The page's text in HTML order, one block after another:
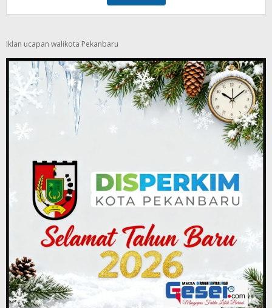
Iklan ucapan walikota Pekanbaru